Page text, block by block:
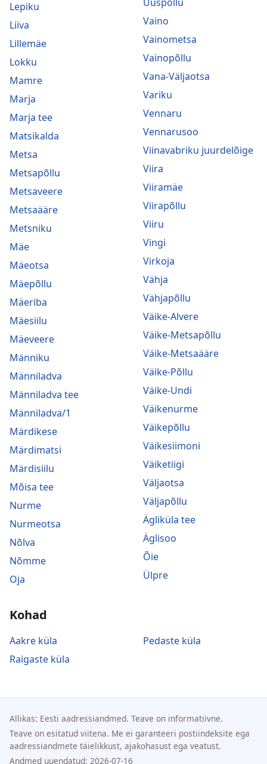
Lepiku
Liiva
Lillemäe
Lokku
Mamre
Marja
Marja tee
Matsikalda
Metsa
Metsapõllu
Metsaveere
Metsaääre
Metsniku
Mäe
Mäeotsa
Mäepõllu
Mäeriba
Mäesiilu
Mäeveere
Männiku
Männiladva
Männiladva tee
Männiladva/1
Märdikese
Märdimatsi
Märdisiilu
Mõisa tee
Nurme
Nurmeotsa
Nõlva
Nõmme
Oja
Vaino
Vainometsa
Vainopõllu
Vana-Väljaotsa
Variku
Vennaru
Vennarusoo
Viinavabriku juurdelõige
Viira
Viiramäe
Viirapõllu
Viiru
Vingi
Virkoja
Vähja
Vähjapõllu
Väike-Alvere
Väike-Metsapõllu
Väike-Metsaääre
Väike-Põllu
Väike-Undi
Väikenurme
Väikepõllu
Väikesiimoni
Väiketiigi
Väljaotsa
Väljapõllu
Ägliküla tee
Äglisoo
Õie
Ülpre
Kohad
Aakre küla
Raigaste küla
Pedaste küla
Allikas: Eesti aadressiandmed. Teave on informatiivne.
Teave on esitatud viitena. Me ei garanteeri postiindeksite ega
aadressiandmete täielikkust, ajakohasust ega veatust.
Andmed uuendatud: 2026-07-16